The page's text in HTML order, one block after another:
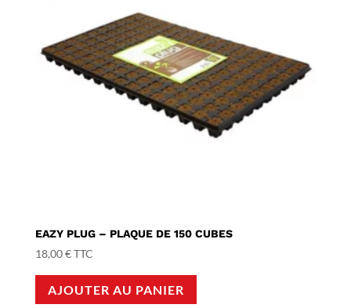
EAZY PLUG – PLAQUE DE 150 CUBES
18,00€TTC
AJOUTER AU PANIER